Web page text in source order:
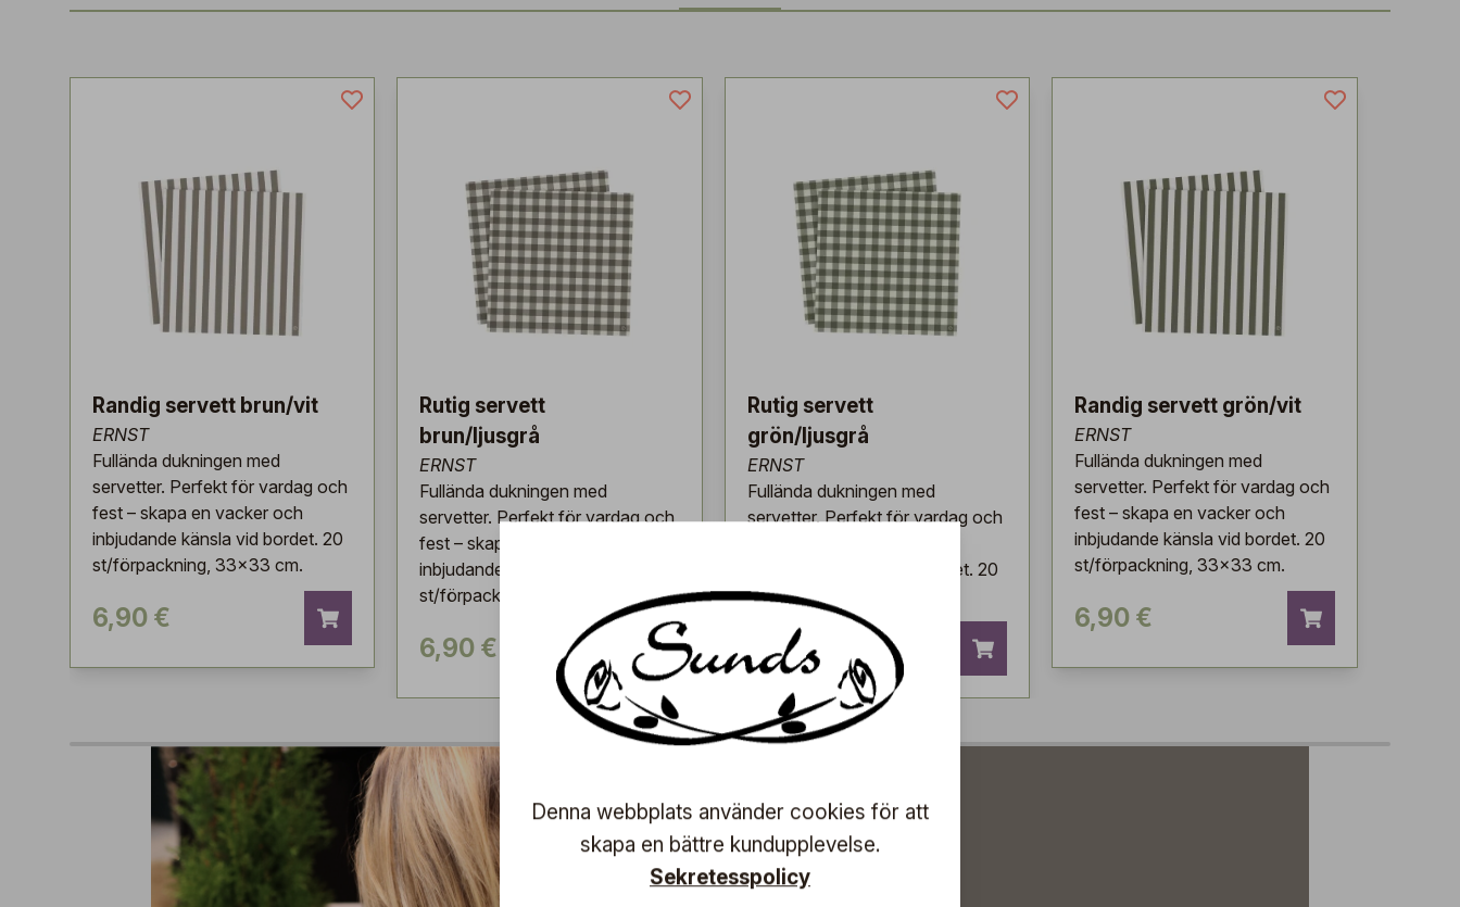
Randig servett brun/vit
ERNST
Fullända dukningen med
servetter. Perfekt för vardag och
fest – skapa en vacker och
inbjudande känsla vid bordet. 20
st/förpackning, 33x33 cm.
6,90 €
Rutig servett
brun/ljusgrå
ERNST
Fullända dukningen med
servetter. Perfekt för vardag och
fest – skapa en vacker och
inbjudande känsla vid bordet. 20
st/förpackning, 33x33 cm.
6,90 €
Rutig servett
grön/ljusgrå
ERNST
Fullända dukningen med
servetter. Perfekt för vardag och
inbjudande känsla vid bordet. 20
st/förpackning, 33x33 cm.
6,90 €
Randig servett grön/vit
ERNST
Fullända dukningen med
servetter. Perfekt för vardag och
fest – skapa en vacker och
inbjudande känsla vid bordet. 20
st/förpackning, 33x33 cm.
6,90 €
Denna webbplats använder cookies för att
skapa en bättre kundupplevelse.
Sekretesspolicy